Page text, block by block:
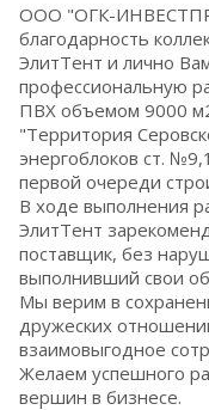
ООО "ОГК-
благодарность
ЭлитТент и лично
профессиональную
ПВХ объемом 9000
"Территория
энергоблоков ст.
первой очереди
В ходе выполнения
ЭлитТент
поставщик, без
выполнивший свои
Мы верим в
дружеских
взаимовыгодное
Желаем успешного
вершин в бизнесе.